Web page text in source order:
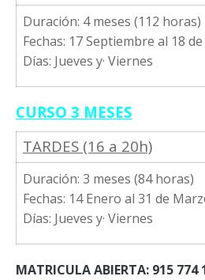
Duración: 4 meses (112 horas)
Fechas: 17 Septiembre al 18
Días: Jueves y· Viernes
CURSO 3 MESES
TARDES (16 a 20h)
Duración: 3 meses (84 horas)
Fechas: 14 Enero al 31 de
Días: Jueves y· Viernes
MATRICULA ABIERTA: 915 774